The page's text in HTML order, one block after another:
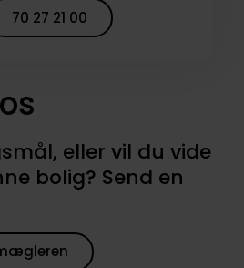
70 27 21 00
eller vil du vide
bolig? Send en